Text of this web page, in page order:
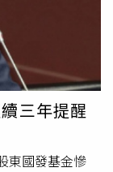
三年提醒
東國發基金慘